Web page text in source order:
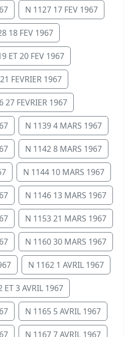
N 1127 17 FEV 1967
18 FEV 1967
ET 20 FEV 1967
FEVRIER 1967
27 FEVRIER 1967
N 1139 4 MARS 1967
N 1142 8 MARS 1967
N 1144 10 MARS 1967
N 1146 13 MARS 1967
N 1153 21 MARS 1967
N 1160 30 MARS 1967
N 1162 1 AVRIL 1967
ET 3 AVRIL 1967
N 1165 5 AVRIL 1967
N 1167 7 AVRIL 1967